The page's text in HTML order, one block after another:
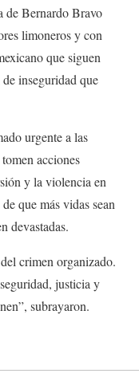
de Bernardo Bravo
limoneros y con
que siguen
inseguridad que
urgente a las
acciones
y la violencia en
que más vidas sean
devastadas.
crimen organizado.
justicia y
subrayaron.